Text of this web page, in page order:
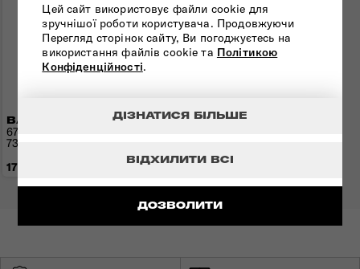
Цей сайт використовує файли cookie для
зручнішої роботи користувача. Продовжуючи
Перегляд сторінок сайту, Ви погоджуєтесь на
використання файлів cookie та Політикою
Конфіденційності.
ДОЗВОЛИТИ
ВІДХИЛИТИ ВСІ
ДІЗНАТИСЯ БІЛЬШЕ
ВАЛІЗА 67 СМ AIREA
67x43x26(30) см | 2,4 кг |
73,5(81,5) л
17 040 грн